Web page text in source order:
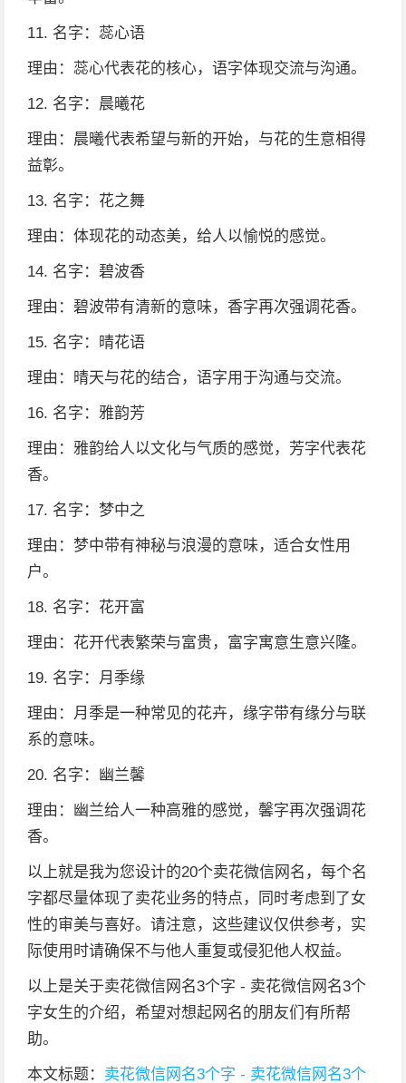
11. 名字：蕊心语
理由：蕊心代表花的核心，语字体现交流与沟通。
12. 名字：晨曦花
理由：晨曦代表希望与新的开始，与花的生意相得
益彰。
13. 名字：花之舞
理由：体现花的动态美，给人以愉悦的感觉。
14. 名字：碧波香
理由：碧波带有清新的意味，香字再次强调花香。
15. 名字：晴花语
理由：晴天与花的结合，语字用于沟通与交流。
16. 名字：雅韵芳
理由：雅韵给人以文化与气质的感觉，芳字代表花
香。
17. 名字：梦中之
理由：梦中带有神秘与浪漫的意味，适合女性用
户。
18. 名字：花开富
理由：花开代表繁荣与富贵，富字寓意生意兴隆。
19. 名字：月季缘
理由：月季是一种常见的花卉，缘字带有缘分与联
系的意味。
20. 名字：幽兰馨
理由：幽兰给人一种高雅的感觉，馨字再次强调花
香。
以上就是我为您设计的20个卖花微信网名，每个名
字都尽量体现了卖花业务的特点，同时考虑到了女
性的审美与喜好。请注意，这些建议仅供参考，实
际使用时请确保不与他人重复或侵犯他人权益。
以上是关于卖花微信网名3个字 - 卖花微信网名3个
字女生的介绍，希望对想起网名的朋友们有所帮
助。
本文标题： 卖花微信网名3个字 - 卖花微信网名3个